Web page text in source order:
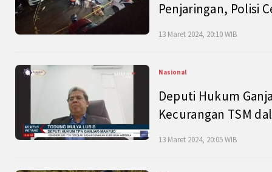
Penjaringan, Polisi
13 Maret 2024, 20:10 WIB
Nasional
Deputi Hukum
Kecurangan TSM
13 Maret 2024, 20:05 WIB